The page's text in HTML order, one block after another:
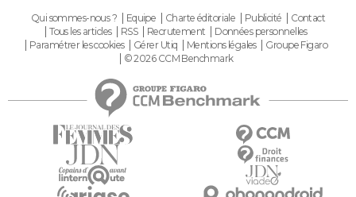
Qui sommes-nous ? Equipe Charte éditoriale Publicité
Contact
Tous les articles
RSS Recrutement
Données personnelles
Paramétrer les cookies
Gérer Utiq Mentions légales
Groupe Figaro
© 2026 CCM Benchmark